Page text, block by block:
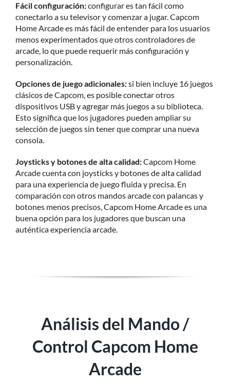
Fácil configuración:configurar es tan fácil como
conectarlo a su televisor y comenzar a jugar. Capcom
Home Arcade es más fácil de entender para los usuarios
menos experimentados que otros controladores de
arcade, lo que puede requerir más configuración y
personalización.
Opciones de juego adicionales:si bien incluye 16 juegos
clásicos de Capcom, es posible conectar otros
dispositivos USB y agregar más juegos a su biblioteca.
Esto significa que los jugadores pueden ampliar su
selección de juegos sin tener que comprar una nueva
consola.
Joysticks y botones de alta calidad:Capcom Home
Arcade cuenta con joysticks y botones de alta calidad
para una experiencia de juego fluida y precisa. En
comparación con otros mandos arcade con palancas y
botones menos precisos, Capcom Home Arcade es una
buena opción para los jugadores que buscan una
auténtica experiencia arcade.
Análisis del Mando /
Control Capcom Home
Arcade